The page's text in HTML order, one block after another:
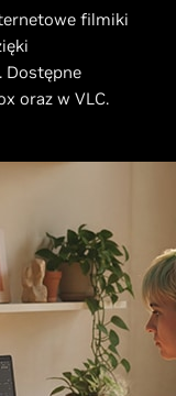
filmiki
Dostępne
oraz w VLC.